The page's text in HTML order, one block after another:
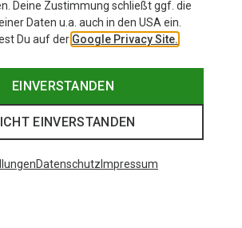
Deine Zustimmung schließt ggf. die
Daten u.a. auch in den USA ein.
Du auf der Google Privacy Site.
EINVERSTANDEN
EINVERSTANDEN
Datenschutz Impressum